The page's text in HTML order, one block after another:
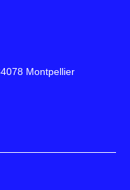
Montpellier